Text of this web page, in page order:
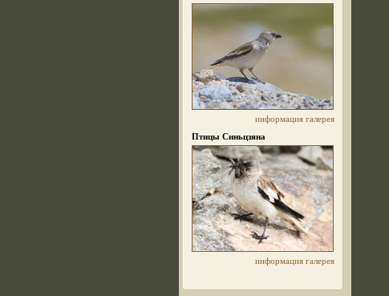
информация галерея
Птицы Синьцзяна
информация галерея